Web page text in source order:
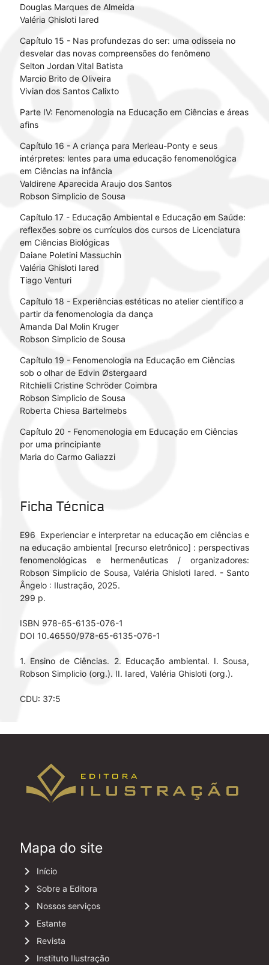
Douglas Marques de Almeida
Valéria Ghisloti Iared
Capítulo 15 - Nas profundezas do ser: uma odisseia no
desvelar das novas compreensões do fenômeno
Selton Jordan Vital Batista
Marcio Brito de Oliveira
Vivian dos Santos Calixto
Parte IV: Fenomenologia na Educação em Ciências e áreas
afins
Capítulo 16 - A criança para Merleau-Ponty e seus
intérpretes: lentes para uma educação fenomenológica
em Ciências na infância
Valdirene Aparecida Araujo dos Santos
Robson Simplicio de Sousa
Capítulo 17 - Educação Ambiental e Educação em Saúde:
reflexões sobre os currículos dos cursos de Licenciatura
em Ciências Biológicas
Daiane Poletini Massuchin
Valéria Ghisloti Iared
Tiago Venturi
Capítulo 18 - Experiências estéticas no atelier científico a
partir da fenomenologia da dança
Amanda Dal Molin Kruger
Robson Simplicio de Sousa
Capítulo 19 - Fenomenologia na Educação em Ciências
sob o olhar de Edvin Østergaard
Ritchielli Cristine Schröder Coimbra
Robson Simplicio de Sousa
Roberta Chiesa Bartelmebs
Capítulo 20 - Fenomenologia em Educação em Ciências
por uma principiante
Maria do Carmo Galiazzi
Ficha Técnica
E96 Experienciar e interpretar na educação em ciências e
na educação ambiental [recurso eletrônico] : perspectivas
fenomenológicas e hermenêuticas / organizadores:
Robson Simplicio de Sousa, Valéria Ghisloti Iared. - Santo
Ângelo : Ilustração, 2025.
299 p.
ISBN 978-65-6135-076-1
DOI 10.46550/978-65-6135-076-1
1. Ensino de Ciências. 2. Educação ambiental. I. Sousa,
Robson Simplicio (org.). II. Iared, Valéria Ghisloti (org.).
CDU: 37:5
Mapa do site
keyboard_arrow_right Início
keyboard_arrow_right Sobre a Editora
keyboard_arrow_right Nossos serviços
keyboard_arrow_right Estante
keyboard_arrow_right Revista
keyboard_arrow_right Instituto Ilustração